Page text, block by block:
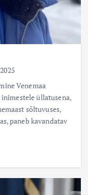
Venemaa
üllatusena,
sõltuvuses,
paneb kavandatav